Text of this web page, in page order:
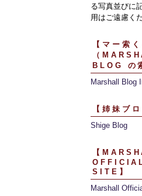
る写真並びに
用はご遠慮く
【マー索
（
BLOG の
Marshall Blog
【姉妹ブロ
Shige Blog
【
SITE】
Marshall